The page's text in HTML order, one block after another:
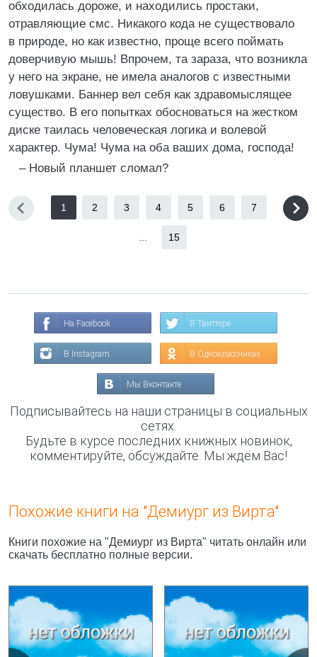
обходилась дороже, и находились простаки,
отравляющие смс. Никакого кода не существовало
в природе, но как известно, проще всего поймать
доверчивую мышь! Впрочем, та зараза, что возникла
у него на экране, не имела аналогов с известными
ловушками. Баннер вел себя как здравомыслящее
существо. В его попытках обосноваться на жестком
диске таилась человеческая логика и волевой
характер. Чума! Чума на оба ваших дома, господа!
– Новый планшет сломал?
1 2 3 4 5 6 7
15
На Facebook В Твиттере
В Instagram В Одноклассниках
Мы Вконтакте
Подписывайтесь на наши страницы в социальных
сетях.
Будьте в курсе последних книжных новинок,
комментируйте, обсуждайте. Мы ждём Вас!
Похожие книги на "Демиург из Вирта"
Книги похожие на "Демиург из Вирта" читать онлайн или
скачать бесплатно полные версии.